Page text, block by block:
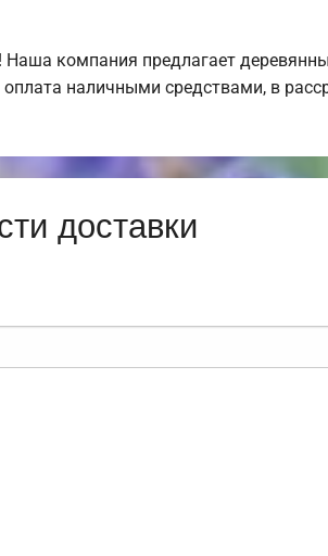
компания предлагает
наличными средствами, в
доставки